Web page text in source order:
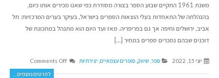
משנת 1961 התקיים שבוע הספר בצורה מסודרת כפי שאנו מכירים אותו כיום,
בהנהלתה של התאחדות בעלי הוצאות הספרים בישראל, בעיקר בערים המרכזיות: תל
אביב, ירושלים וחיפה אך גם בפריפריה. מאז ועד היום הוא מתנהל במתכונת של
דוכנים שבהם נמכרים ספרים במחיר [...]
יוני 15, 2022 ספר שיווק ,סופרים עצמאיים יצירתיות Comments Off
לפרטים נוספים...